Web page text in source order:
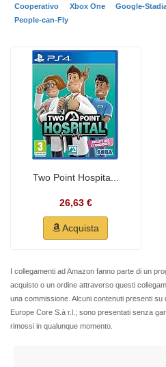
Cooperativo
Xbox One Google-
People-can-Fly
Two Point Hospita...
26,63 €
Acquista
I collegamenti ad Amazon fanno parte di un
acquisto o un ordine attraverso questi
una commissione. Alcuni contenuti presenti
Europe Core S.à r.l.; sono presentati senza
rimossi in qualunque momento.